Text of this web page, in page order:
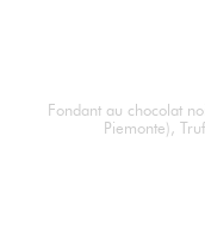
Fondant au chocolat
Piemonte),